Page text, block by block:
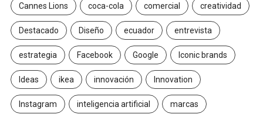
Cannes Lions coca-cola comercial creatividad
Destacado Diseño ecuador entrevista
estrategia Facebook Google Iconic brands
Ideas ikea innovación Innovation
Instagram inteligencia artificial marcas